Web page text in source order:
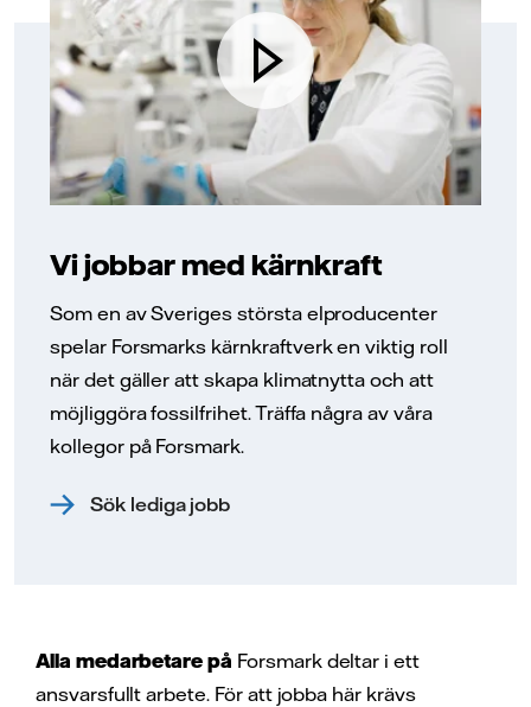
Vi jobbar med kärnkraft
Som en av Sveriges största elproducenter
spelar Forsmarks kärnkraftverk en viktig roll
när det gäller att skapa klimatnytta och att
möjliggöra fossilfrihet. Träffa några av våra
kollegor på Forsmark.
Sök lediga jobb
Alla medarbetare på Forsmark deltar i ett
ansvarsfullt arbete. För att jobba här krävs